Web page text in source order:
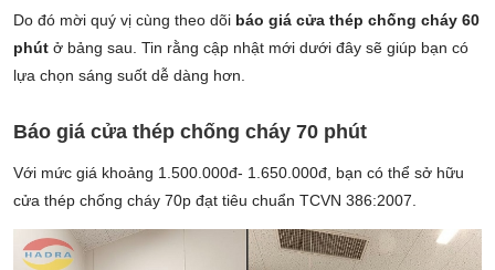
Do đó mời quý vị cùng theo dõi báo giá cửa thép chống cháy 60
phút ở bảng sau. Tin rằng cập nhật mới dưới đây sẽ giúp bạn có
lựa chọn sáng suốt dễ dàng hơn.
Báo giá cửa thép chống cháy 70 phút
Với mức giá khoảng 1.500.000đ- 1.650.000đ, bạn có thể sở hữu
cửa thép chống cháy 70p đạt tiêu chuẩn TCVN 386:2007.